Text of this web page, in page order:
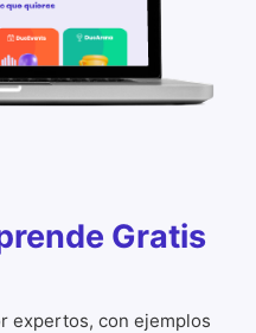
Gratis
expertos, con ejemplos